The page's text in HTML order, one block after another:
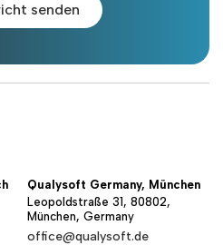
senden
Qualysoft Germany, München
Leopoldstraße 31, 80802,
München, Germany
office@qualysoft.de